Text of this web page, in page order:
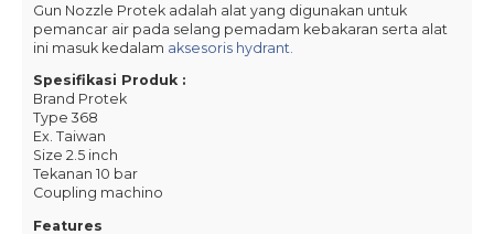
Gun Nozzle Protek adalah alat yang digunakan untuk
pemancar air pada selang pemadam kebakaran serta alat
ini masuk kedalam aksesoris hydrant.
Spesifikasi Produk :
Brand Protek
Type 368
Ex. Taiwan
Size 2.5 inch
Tekanan 10 bar
Coupling machino
Features